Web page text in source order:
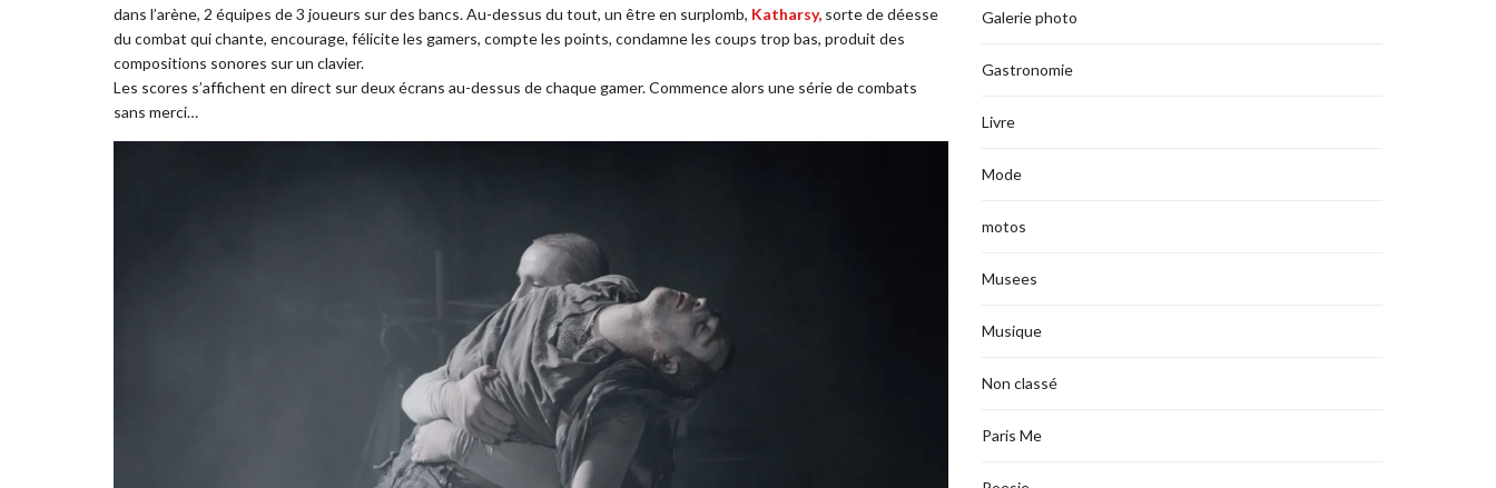
dans l’arène, 2 équipes de 3 joueurs sur des bancs. Au-dessus du tout, un être en surplomb, Katharsy, sorte de déesse
du combat qui chante, encourage, félicite les gamers, compte les points, condamne les coups trop bas, produit des
compositions sonores sur un clavier.
Les scores s’affichent en direct sur deux écrans au-dessus de chaque gamer. Commence alors une série de combats
sans merci…
Galerie photo
Gastronomie
Livre
Mode
motos
Musees
Musique
Non classé
Paris Me